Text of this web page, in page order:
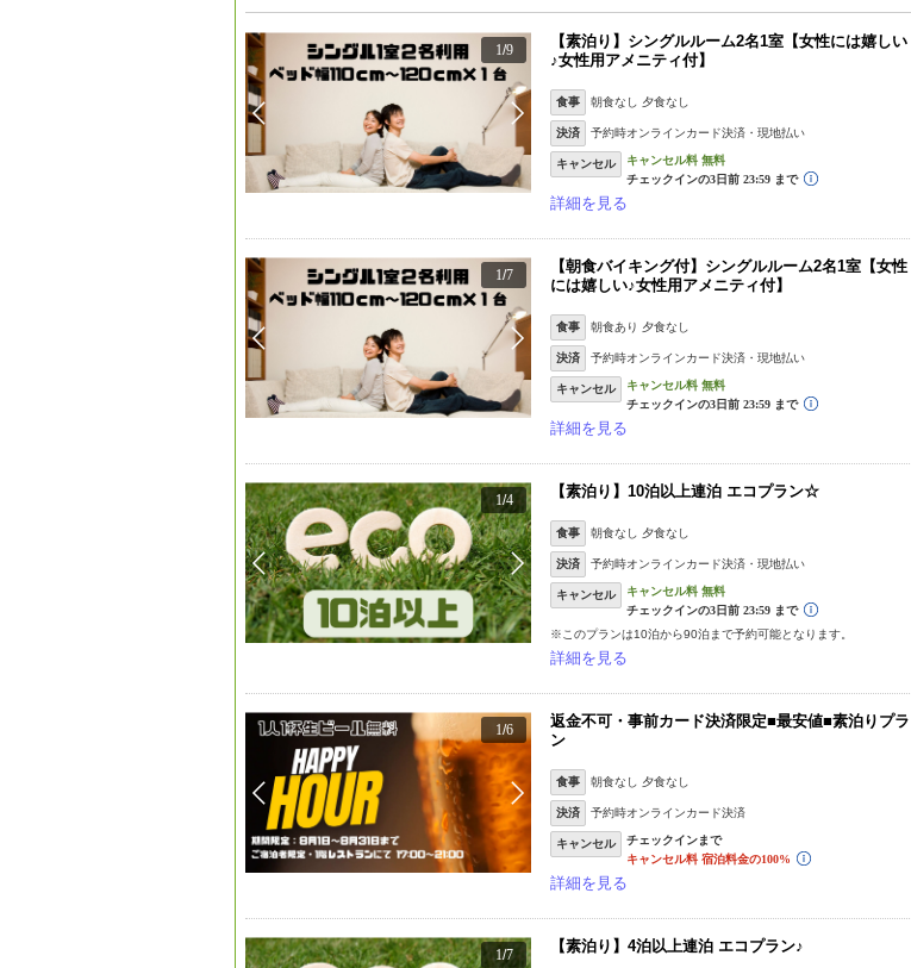
1/9
【素泊り】シングルルーム2名1室【女性には嬉しい
♪女性用アメニティ付】
食事 朝食なし 夕食なし
決済 予約時オンラインカード決済・現地払い
キャンセル
詳細を見る
1/7
【朝食バイキング付】シングルルーム2名1室【女性
には嬉しい♪女性用アメニティ付】
食事 朝食あり 夕食なし
決済 予約時オンラインカード決済・現地払い
キャンセル
詳細を見る
1/4 【素泊り】10泊以上連泊 エコプラン☆
食事 朝食なし 夕食なし
決済 予約時オンラインカード決済・現地払い
キャンセル
※このプランは10泊から90泊まで予約可能となります。
詳細を見る
1/6
返金不可・事前カード決済限定■最安値■素泊りプラ
ン
食事 朝食なし 夕食なし
決済 予約時オンラインカード決済
キャンセル
詳細を見る
1/7 【素泊り】4泊以上連泊 エコプラン♪